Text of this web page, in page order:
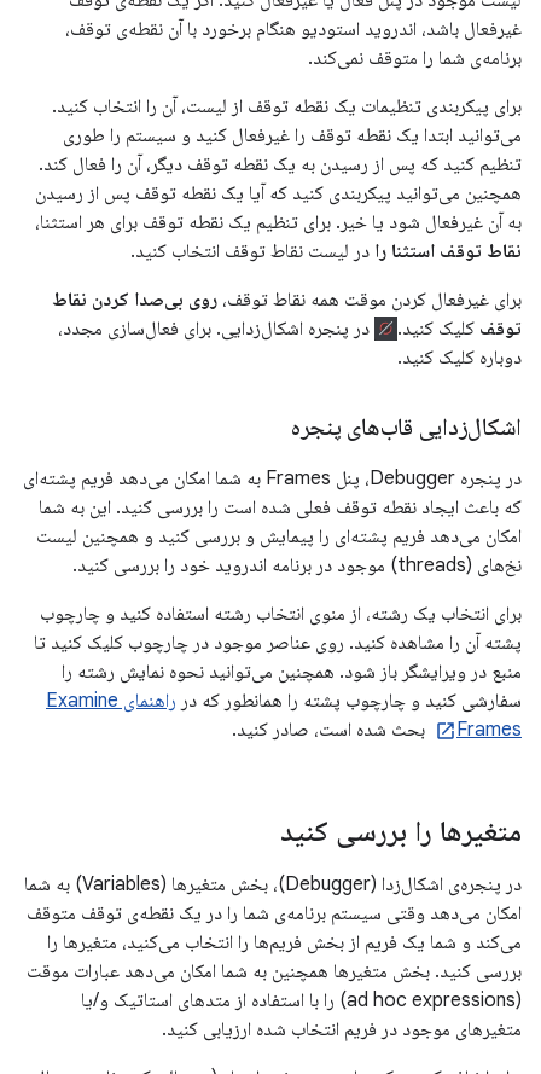
غیرفعال باشد، اندروید استودیو هنگام برخورد با آن نقطه‌ی توقف،
برنامه‌ی شما را متوقف نمی‌کند.
برای پیکربندی تنظیمات یک نقطه توقف از لیست، آن را انتخاب کنید.
می‌توانید ابتدا یک نقطه توقف را غیرفعال کنید و سیستم را طوری
تنظیم کنید که پس از رسیدن به یک نقطه توقف دیگر، آن را فعال کند.
همچنین می‌توانید پیکربندی کنید که آیا یک نقطه توقف پس از رسیدن
به آن غیرفعال شود یا خیر. برای تنظیم یک نقطه توقف برای هر استثنا،
نقاط توقف استثنا را در لیست نقاط توقف انتخاب کنید.
برای غیرفعال کردن موقت همه نقاط توقف، روی بی‌صدا کردن نقاط
توقف کلیک کنید.
در پنجره اشکال‌زدایی. برای فعال‌سازی مجدد،
دوباره کلیک کنید.
اشکال‌زدایی قاب‌های پنجره
در پنجره Debugger، پنل Frames به شما امکان می‌دهد فریم پشته‌ای
که باعث ایجاد نقطه توقف فعلی شده است را بررسی کنید. این به شما
امکان می‌دهد فریم پشته‌ای را پیمایش و بررسی کنید و همچنین لیست
نخ‌های (threads) موجود در برنامه اندروید خود را بررسی کنید.
برای انتخاب یک رشته، از منوی انتخاب رشته استفاده کنید و چارچوب
پشته آن را مشاهده کنید. روی عناصر موجود در چارچوب کلیک کنید تا
منبع در ویرایشگر باز شود. همچنین می‌توانید نحوه نمایش رشته را
سفارشی کنید و چارچوب پشته را همانطور که در
راهنمای Examine
Frames
بحث شده است، صادر کنید.
متغیرها را بررسی کنید
در پنجره‌ی اشکال‌زدا (Debugger)، بخش متغیرها (Variables) به شما
امکان می‌دهد وقتی سیستم برنامه‌ی شما را در یک نقطه‌ی توقف متوقف
می‌کند و شما یک فریم از بخش فریم‌ها را انتخاب می‌کنید، متغیرها را
بررسی کنید. بخش متغیرها همچنین به شما امکان می‌دهد عبارات موقت
(ad hoc expressions) را با استفاده از متدهای استاتیک و/یا
متغیرهای موجود در فریم انتخاب شده ارزیابی کنید.